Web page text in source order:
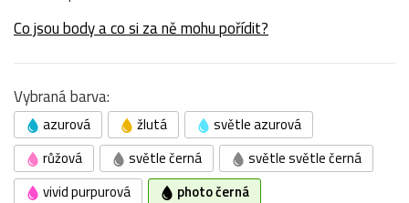
Co jsou body a co si za ně mohu pořídit?
Vybraná barva:
azurová žlutá
světle azurová
růžová
světle černá
světle světle černá
vivid purpurová
photo černá